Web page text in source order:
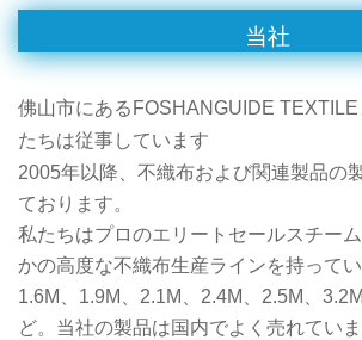
当社
佛山市にあるFOSHANGUIDE
たちは従事しています
2005年以降、不織布および関連製品の
ております。
私たちはプロのエリートセールスチー
かの高度な不織布生産ラインを持って
1.6M、1.9M、2.1M、2.4M、2.5M、
ど。当社の製品は国内でよく売れていま